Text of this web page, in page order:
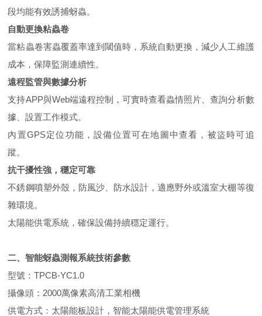
段均能有效誘捕蚜蟲。
自動更換粘蟲卷
當粘蟲卷害蟲覆蓋率達到閾值時，系統自動更換，減少人工維護
成本，保障監測連續性。
遠程監管與數據分析
支持APP與Web端遠程控制，可實時查看蟲情照片、查詢分析數
據、設置工作模式。
內置GPS定位功能，設備位置可在地圖中查看，被盜時可追
蹤。
抗干擾性強，穩定可靠
不銹鋼噴塑外殼，防風沙、防水設計，適應野外或溫室大棚等復
雜環境。
太陽能供電系統，確保設備持續穩定運行。
二、智能蚜蟲測報系統技術參數
型號：TPCB-YC1.0
攝像頭：2000萬像素高清工業相機
供電方式：太陽能板設計，智能太陽能供電管理系統